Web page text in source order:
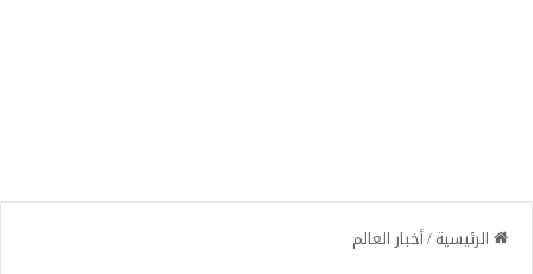
الرئيسية/أخبار العالم